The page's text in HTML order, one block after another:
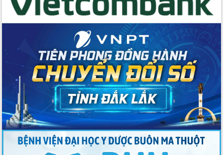
Đẩy mạnh cải cách hành chính, quyết
tâm đạt được mục tiêu tăng trưởng
hai con số trong năm 2026
Tổ chức trang trọng Lễ hội Đền thờ
Lương Văn Chánh năm 2026
Phó Bí thư Tỉnh ủy Đắk Lắk Đỗ Hữu
Huy giữ chức Bí thư Đảng ủy Ủy Ban
Nhân dân tỉnh
Bệnh án điện tử thúc đẩy chuyển đổi
số y tế tại Đắk Lắk
Chuyển đổi số thư viện: Mở rộng
không gian tri thức trong thời đại số
Đánh giá, rút kinh nghiệm công tác tổ
chức diễn tập trước ngày bầu cử